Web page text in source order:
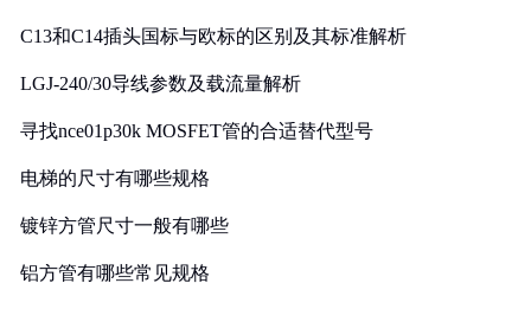
C13和C14插头国标与欧标的区别及其标准解析
LGJ-240/30导线参数及载流量解析
寻找nce01p30k MOSFET管的合适替代型号
电梯的尺寸有哪些规格
镀锌方管尺寸一般有哪些
铝方管有哪些常见规格